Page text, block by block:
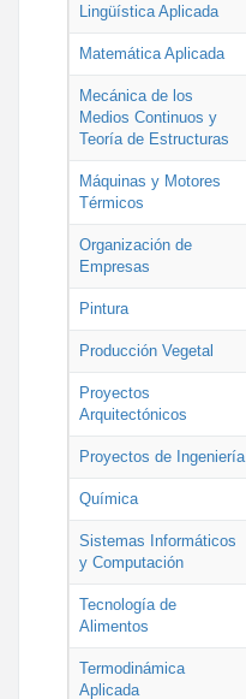
Lingüística Aplicada
Matemática Aplicada
Mecánica de los
Medios Continuos y
Teoría de Estructuras
Máquinas y Motores
Térmicos
Organización de
Empresas
Pintura
Producción Vegetal
Proyectos
Arquitectónicos
Proyectos de Ingeniería
Química
Sistemas Informáticos
y Computación
Tecnología de
Alimentos
Termodinámica
Aplicada